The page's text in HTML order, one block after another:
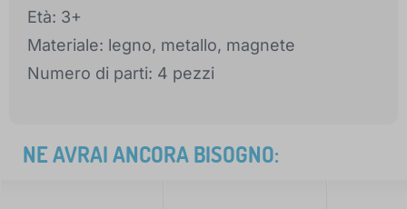
Età: 3+
Materiale: legno, metallo, magnete
Numero di parti: 4 pezzi
NE AVRAI ANCORA BISOGNO: